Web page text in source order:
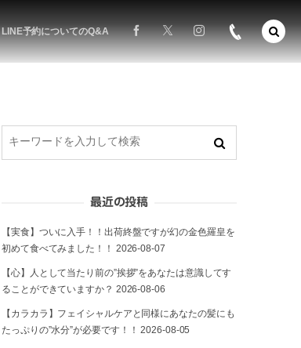
LINE予約についてのQ&A
最近の投稿
【実食】ついに入手！！出荷終盤ですが幻の金色羅皇を
初めて食べてみました！！ 2026-08-07
【心】人として当たり前の”挨拶”をあなたは意識してす
ることができていますか？ 2026-08-06
【カラカラ】フェイシャルケアと同様にあなたの髪にも
たっぷりの”水分”が必要です！！ 2026-08-05